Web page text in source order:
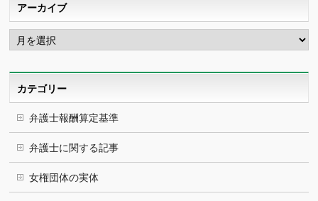
アーカイブ
ア
ー
カ
カテゴリー
弁護士報酬算定基準
弁護士に関する記事
女権団体の実体